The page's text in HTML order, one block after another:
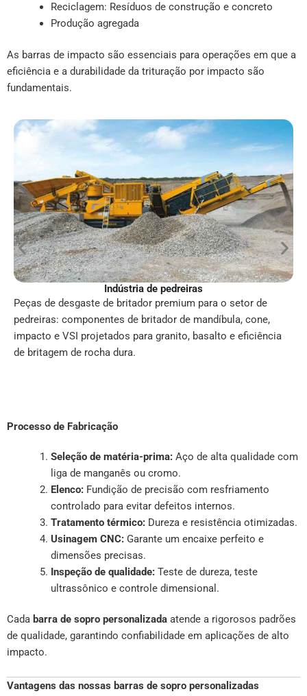
Reciclagem: Resíduos de construção e concreto
Produção agregada
As barras de impacto são essenciais para operações em que a
eficiência e a durabilidade da trituração por impacto são
fundamentais.
Indústria de pedreiras
Peças de desgaste de britador premium para o setor de
pedreiras: componentes de britador de mandíbula, cone,
impacto e VSI projetados para granito, basalto e eficiência
de britagem de rocha dura.
Processo de Fabricação
Seleção de matéria-prima:Aço de alta qualidade com
liga de manganês ou cromo.
Elenco:Fundição de precisão com resfriamento
controlado para evitar defeitos internos.
Tratamento térmico:Dureza e resistência otimizadas.
Usinagem CNC:Garante um encaixe perfeito e
dimensões precisas.
Inspeção de qualidade:Teste de dureza, teste
ultrassônico e controle dimensional.
Cada barra de sopro personalizada atende a rigorosos padrões
de qualidade, garantindo confiabilidade em aplicações de alto
impacto.
Vantagens das nossas barras de sopro personalizadas